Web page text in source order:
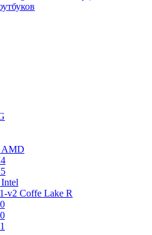
AMD
v2 Coffe Lake R